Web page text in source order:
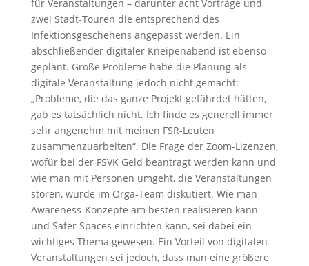
für Veranstaltungen – darunter acht Vorträge und
zwei Stadt-Touren die entsprechend des
Infektionsgeschehens angepasst werden. Ein
abschließender digitaler Kneipenabend ist ebenso
geplant. Große Probleme habe die Planung als
digitale Veranstaltung jedoch nicht gemacht:
„Probleme, die das ganze Projekt gefährdet hätten,
gab es tatsächlich nicht. Ich finde es generell immer
sehr angenehm mit meinen FSR-Leuten
zusammenzuarbeiten“. Die Frage der Zoom-Lizenzen,
wofür bei der FSVK Geld beantragt werden kann und
wie man mit Personen umgeht, die Veranstaltungen
stören, wurde im Orga-Team diskutiert. Wie man
Awareness-Konzepte am besten realisieren kann
und Safer Spaces einrichten kann, sei dabei ein
wichtiges Thema gewesen. Ein Vorteil von digitalen
Veranstaltungen sei jedoch, dass man eine größere